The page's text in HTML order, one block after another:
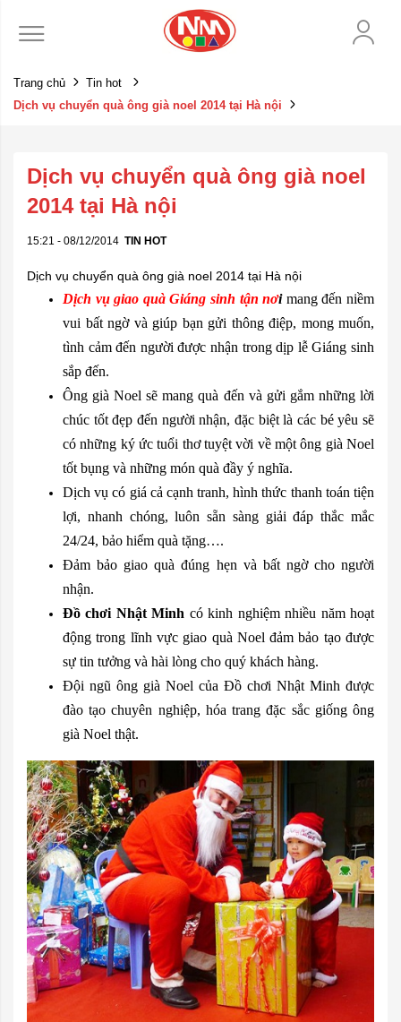
Trang chủ
Tin hot
Dịch vụ chuyển quà ông già noel 2014 tại Hà nội
Dịch vụ chuyển quà ông già noel
2014 tại Hà nội
15:21 - 08/12/2014 TIN HOT
Dịch vụ chuyển quà ông già noel 2014 tại Hà nội
Dịch vụ giao quà Giáng sinh tận nơimang đến niềm
vui bất ngờ và giúp bạn gửi thông điệp, mong muốn,
tình cảm đến người được nhận trong dịp lễ Giáng sinh
sắp đến.
Ông già Noel sẽ mang quà đến và gửi gắm những lời
chúc tốt đẹp đến người nhận, đặc biệt là các bé yêu sẽ
có những ký ức tuổi thơ tuyệt vời về một ông già Noel
tốt bụng và những món quà đầy ý nghĩa.
Dịch vụ có giá cả cạnh tranh, hình thức thanh toán tiện
lợi, nhanh chóng, luôn sẵn sàng giải đáp thắc mắc
24/24, bảo hiểm quà tặng….
Đảm bảo giao quà đúng hẹn và bất ngờ cho người
nhận.
Đồ chơi Nhật Minh có kinh nghiệm nhiều năm hoạt
động trong lĩnh vực giao quà Noel đảm bảo tạo được
sự tin tưởng và hài lòng cho quý khách hàng.
Đội ngũ ông già Noel của Đồ chơi Nhật Minh được
đào tạo chuyên nghiệp, hóa trang đặc sắc giống ông
già Noel thật.